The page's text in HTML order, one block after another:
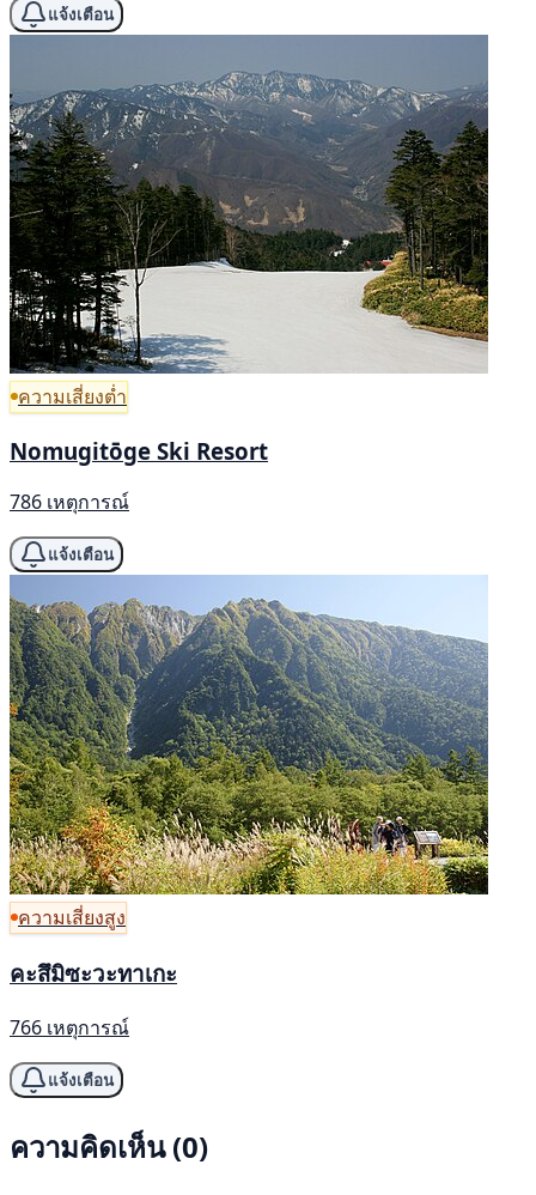
แจ้งเตือน
ความเสี่ยงต่ำ
Nomugitōge Ski Resort
786 เหตุการณ์
แจ้งเตือน
ความเสี่ยงสูง
คะสึมิซะวะทาเกะ
766 เหตุการณ์
แจ้งเตือน
ความคิดเห็น (0)